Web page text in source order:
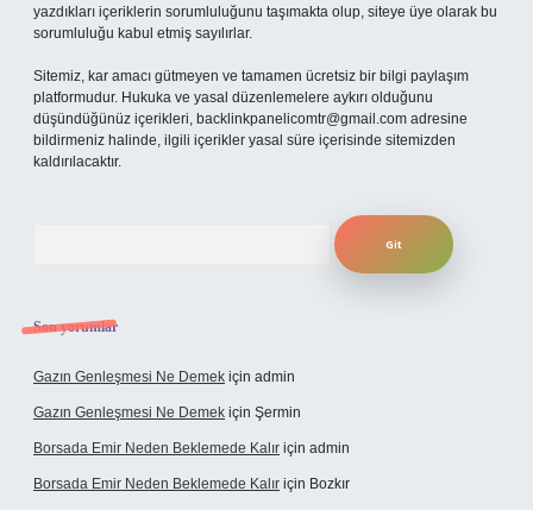
yazdıkları içeriklerin sorumluluğunu taşımakta olup, siteye üye olarak bu
sorumluluğu kabul etmiş sayılırlar.
Sitemiz, kar amacı gütmeyen ve tamamen ücretsiz bir bilgi paylaşım
platformudur. Hukuka ve yasal düzenlemelere aykırı olduğunu
düşündüğünüz içerikleri, backlinkpanelicomtr@gmail.com adresine
bildirmeniz halinde, ilgili içerikler yasal süre içerisinde sitemizden
kaldırılacaktır.
Son yorumlar
Gazın Genleşmesi Ne Demek için admin
Gazın Genleşmesi Ne Demek için Şermin
Borsada Emir Neden Beklemede Kalır için admin
Borsada Emir Neden Beklemede Kalır için Bozkır